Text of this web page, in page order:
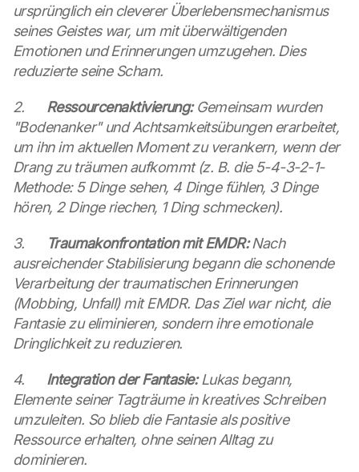
ursprünglich ein cleverer Überlebensmechanismus
seines Geistes war, um mit überwältigenden
Emotionen und Erinnerungen umzugehen. Dies
reduzierte seine Scham.
2. Ressourcenaktivierung: Gemeinsam wurden
"Bodenanker" und Achtsamkeitsübungen erarbeitet,
um ihn im aktuellen Moment zu verankern, wenn der
Drang zu träumen aufkommt (z. B. die 5-4-3-2-1-
Methode: 5 Dinge sehen, 4 Dinge fühlen, 3 Dinge
hören, 2 Dinge riechen, 1 Ding schmecken).
3. Traumakonfrontation mit EMDR: Nach
ausreichender Stabilisierung begann die schonende
Verarbeitung der traumatischen Erinnerungen
(Mobbing, Unfall) mit EMDR. Das Ziel war nicht, die
Fantasie zu eliminieren, sondern ihre emotionale
Dringlichkeit zu reduzieren.
4. Integration der Fantasie: Lukas begann,
Elemente seiner Tagträume in kreatives Schreiben
umzuleiten. So blieb die Fantasie als positive
Ressource erhalten, ohne seinen Alltag zu
dominieren.
a
g
r
e
t
t
h
e
l
o
d
n
g
o
f
t
G
o
o
g
l